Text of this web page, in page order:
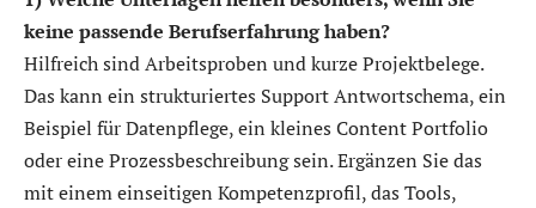
keine passende Berufserfahrung haben?
Hilfreich sind Arbeitsproben und kurze Projektbelege.
Das kann ein strukturiertes Support Antwortschema, ein
Beispiel für Datenpflege, ein kleines Content Portfolio
oder eine Prozessbeschreibung sein. Ergänzen Sie das
mit einem einseitigen Kompetenzprofil, das Tools,